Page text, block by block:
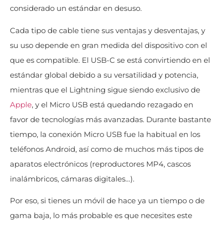
considerado un estándar en desuso.
Cada tipo de cable tiene sus ventajas y desventajas, y
su uso depende en gran medida del dispositivo con el
que es compatible. El USB-C se está convirtiendo en el
estándar global debido a su versatilidad y potencia,
mientras que el Lightning sigue siendo exclusivo de
Apple, y el Micro USB está quedando rezagado en
favor de tecnologías más avanzadas. Durante bastante
tiempo, la conexión Micro USB fue la habitual en los
teléfonos Android, así como de muchos más tipos de
aparatos electrónicos (reproductores MP4, cascos
inalámbricos, cámaras digitales…).
Por eso, si tienes un móvil de hace ya un tiempo o de
gama baja, lo más probable es que necesites este